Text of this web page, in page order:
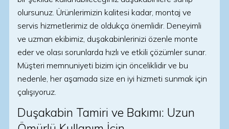
olursunuz. Ürünlerimizin kalitesi kadar, montaj ve
servis hizmetlerimiz de oldukça önemlidir. Deneyimli
ve uzman ekibimiz, duşakabinlerinizi özenle monte
eder ve olası sorunlarda hızlı ve etkili çözümler sunar.
Müşteri memnuniyeti bizim için önceliklidir ve bu
nedenle, her aşamada size en iyi hizmeti sunmak için
çalışıyoruz.
Duşakabin Tamiri ve Bakımı: Uzun